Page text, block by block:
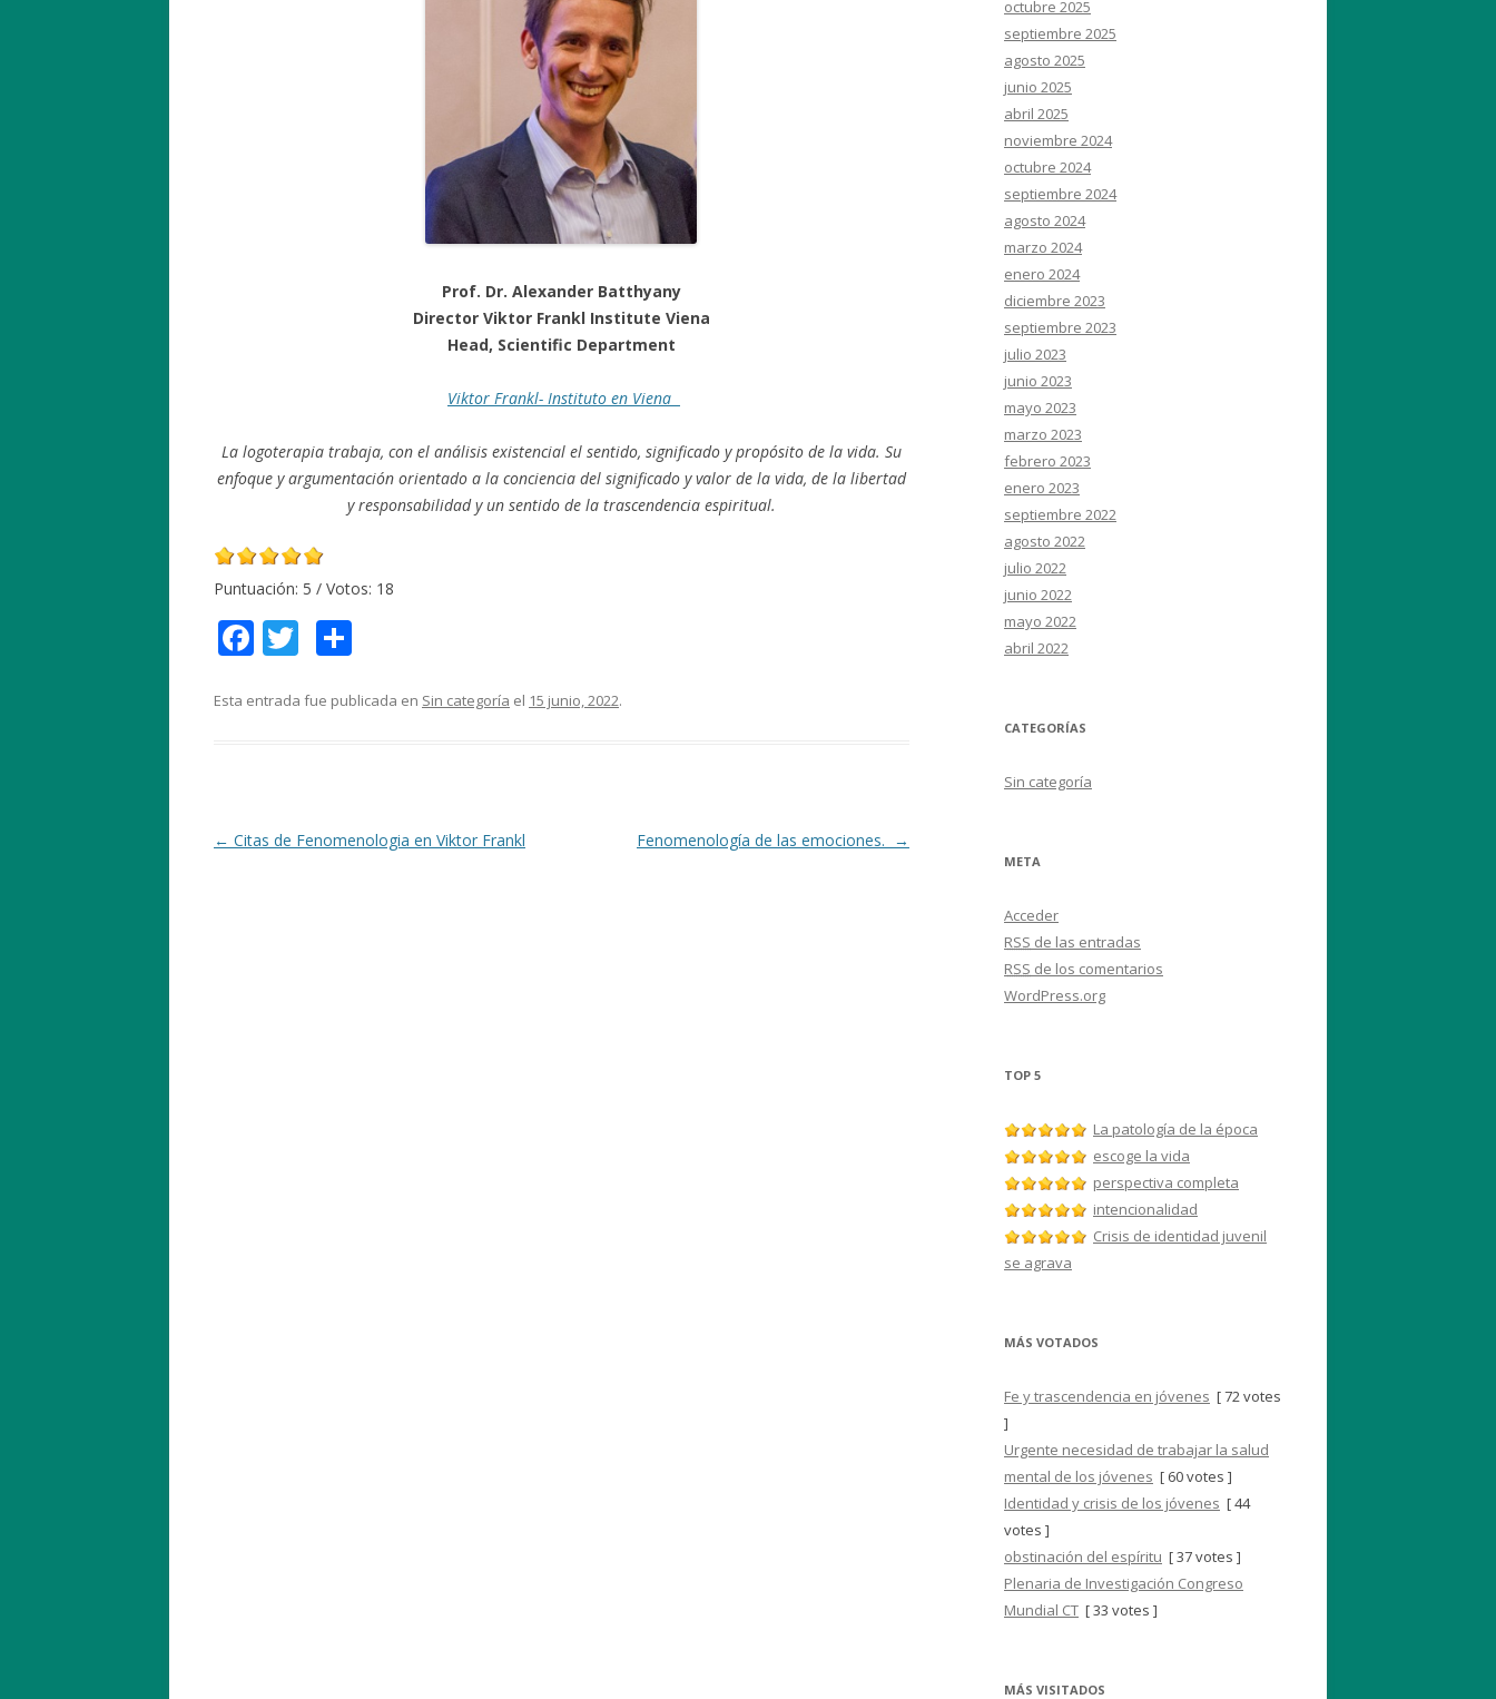
Prof. Dr. Alexander Batthyany
Director Viktor Frankl Institute Viena
Head, Scientific Department
Viktor Frankl- Instituto en Viena
La logoterapia trabaja, con el análisis existencial el sentido, significado y propósito de la vida. Su
enfoque y argumentación orientado a la conciencia del significado y valor de la vida, de la libertad
y responsabilidad y un sentido de la trascendencia espiritual.
Puntuación: 5 / Votos: 18
F
e
k
T
itt m
r
Esta entrada fue publicada en Sin categoría el 15 junio, 2022.
Navegación
← Citas de Fenomenologia en Viktor Frankl Fenomenología de las emociones. →
octubre 2025
septiembre 2025
agosto 2025
junio 2025
abril 2025
noviembre 2024
octubre 2024
septiembre 2024
agosto 2024
marzo 2024
enero 2024
diciembre 2023
septiembre 2023
julio 2023
junio 2023
mayo 2023
marzo 2023
febrero 2023
enero 2023
septiembre 2022
agosto 2022
julio 2022
junio 2022
mayo 2022
abril 2022
CATEGORÍAS
Sin categoría
META
Acceder
RSS de las entradas
RSS de los comentarios
WordPress.org
TOP 5
La patología de la época
escoge la vida
perspectiva completa
intencionalidad
Crisis de identidad juvenil
se agrava
MÁS VOTADOS
Fe y trascendencia en jóvenes [ 72 votes
]
Urgente necesidad de trabajar la salud
mental de los jóvenes [ 60 votes ]
Identidad y crisis de los jóvenes [ 44
votes ]
obstinación del espíritu [ 37 votes ]
Plenaria de Investigación Congreso
Mundial CT [ 33 votes ]
MÁS VISITADOS